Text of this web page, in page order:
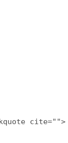
cite="">